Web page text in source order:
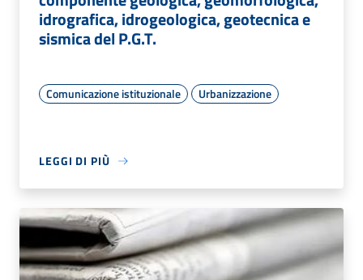
idrografica, idrogeologica, geotecnica e
sismica del P.G.T.
Comunicazione istituzionale Urbanizzazione
LEGGI DI PIÙ